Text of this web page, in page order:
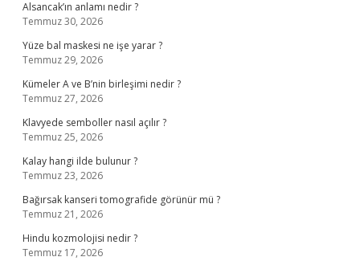
Alsancak’ın anlamı nedir ?
Temmuz 30, 2026
Yüze bal maskesi ne işe yarar ?
Temmuz 29, 2026
Kümeler A ve B’nin birleşimi nedir ?
Temmuz 27, 2026
Klavyede semboller nasıl açılır ?
Temmuz 25, 2026
Kalay hangi ilde bulunur ?
Temmuz 23, 2026
Bağırsak kanseri tomografide görünür mü ?
Temmuz 21, 2026
Hindu kozmolojisi nedir ?
Temmuz 17, 2026